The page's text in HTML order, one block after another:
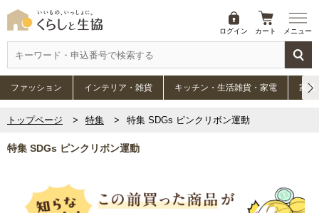
ログイン カート メニュー
ファッション インテリア・雑貨 キッチン・生活雑貨・家電 家具
トップページ 特集 特集 SDGs ピンクリボン運動
特集 SDGs ピンクリボン運動